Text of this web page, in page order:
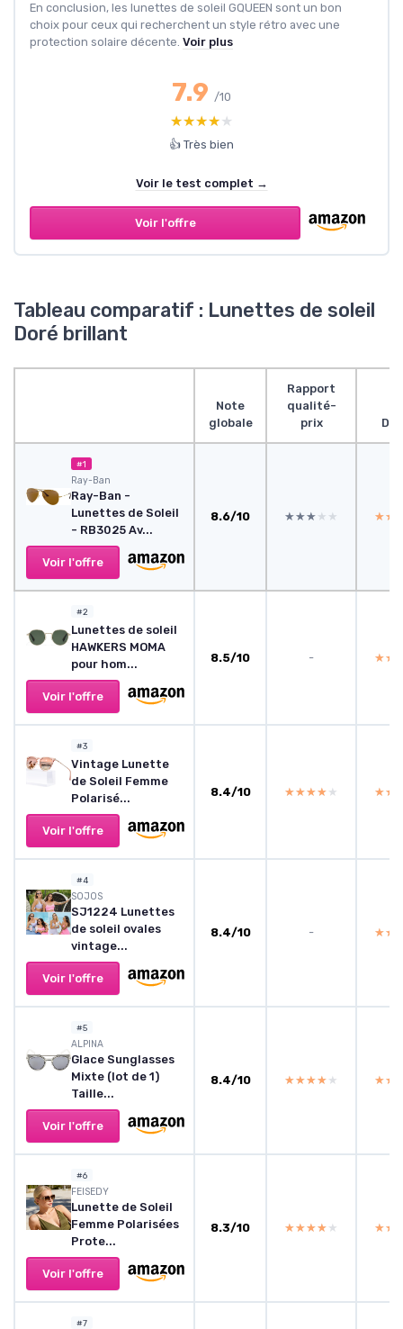
En conclusion, les lunettes de soleil GQUEEN sont un bon
choix pour ceux qui recherchent un style rétro avec une
protection solaire décente. Voir plus
7.9 /10
★★★★★
★★★★★
👍 Très bien
Voir le test complet →
Voir l'offre
Tableau comparatif : Lunettes de soleil
Doré brillant
Note
globale
Rapport
qualité-
prix
#1
Ray-Ban
Ray-Ban -
Lunettes de Soleil
- RB3025 Av...
Voir l'offre
8.6/10 ★★★★★
★★★★★
#2
Lunettes de soleil
HAWKERS MOMA
pour hom...
Voir l'offre
8.5/10 -
#3
Vintage Lunette
de Soleil Femme
Polarisé...
Voir l'offre
8.4/10 ★★★★★
★★★★★
#4
SOJOS
SJ1224 Lunettes
de soleil ovales
vintage...
Voir l'offre
8.4/10 -
#5
ALPINA
Glace Sunglasses
Mixte (lot de 1)
Taille...
Voir l'offre
8.4/10 ★★★★★
★★★★★
#6
FEISEDY
Lunette de Soleil
Femme Polarisées
Prote...
Voir l'offre
8.3/10 ★★★★★
★★★★★
#7